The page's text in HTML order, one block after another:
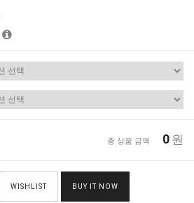
총 상품 금액 0 원
WISHLIST BUY IT NOW